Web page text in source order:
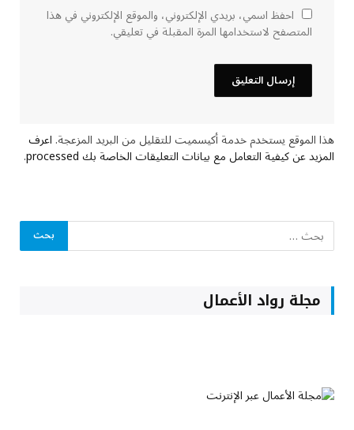
احفظ اسمي، بريدي الإلكتروني، والموقع الإلكتروني في هذا
المتصفح لاستخدامها المرة المقبلة في تعليقي.
هذا الموقع يستخدم خدمة أكيسميت للتقليل من البريد المزعجة.اعرف
المزيد عن كيفية التعامل مع بيانات التعليقات الخاصة بك processed .
مجلة رواد الأعمال